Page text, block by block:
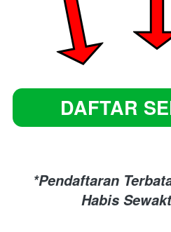
DAFTAR
*Pendaftaran
Habis